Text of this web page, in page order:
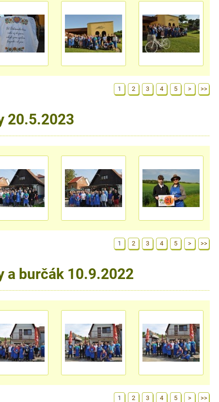
1 2 3 4 5 > >>
20.5.2023
1 2 3 4 5 > >>
a burčák 10.9.2022
1 2 3 4 5 > >>